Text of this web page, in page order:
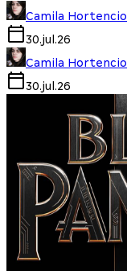
Camila Hortencio
30.jul.26
Camila Hortencio
30.jul.26